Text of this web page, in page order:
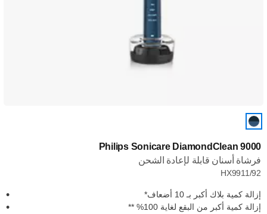
Philips Sonicare DiamondClean 9000
فرشاة أسنان قابلة لإعادة الشحن
HX9911/92
إزالة كمية بلاك أكبر بـ 10 أضعاف*
إزالة كمية أكبر من البقع لغاية 100% **